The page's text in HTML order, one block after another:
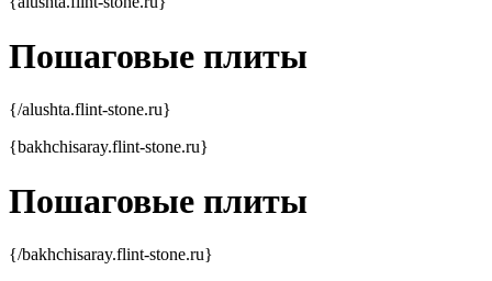
Пошаговые плиты
{/alushta.flint-stone.ru}
{bakhchisaray.flint-stone.ru}
Пошаговые плиты
{/bakhchisaray.flint-stone.ru}